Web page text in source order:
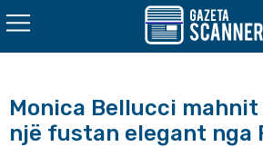
Monica Bellucci mahnit
një fustan elegant nga